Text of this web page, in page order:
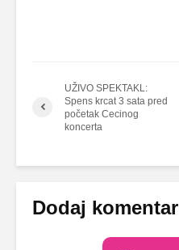
UŽIVO SPEKTAKL:
Spens krcat 3 sata pred
početak Cecinog
koncerta
Dodaj komentar